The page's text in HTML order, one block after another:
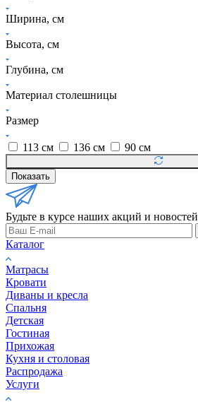
Ширина, см
Высота, см
Глубина, см
Материал столешницы
Размер
113 см 136 см 90 см
Показать
Будьте в курсе наших акций и новостей
Каталог
Матрасы
Кровати
Диваны и кресла
Спальня
Детская
Гостиная
Прихожая
Кухня и столовая
Распродажа
Услуги